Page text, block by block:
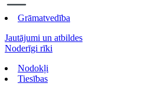
Grāmatvedība
Jautājumi un atbildes
Noderīgi rīki
Nodokļi
Tiesības